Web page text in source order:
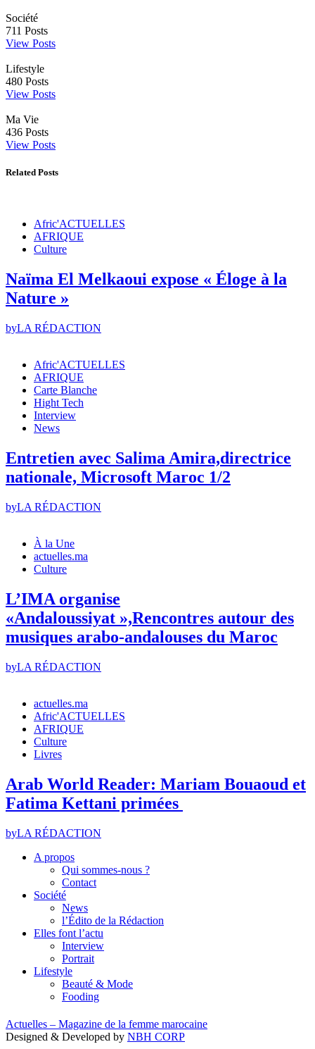
Société
711 Posts
View Posts
Lifestyle
480 Posts
View Posts
Ma Vie
436 Posts
View Posts
Related Posts
Afric'ACTUELLES
AFRIQUE
Culture
Naïma El Melkaoui expose « Éloge à la
Nature »
byLA RÉDACTION
Afric'ACTUELLES
AFRIQUE
Carte Blanche
Hight Tech
Interview
News
Entretien avec Salima Amira,directrice
nationale, Microsoft Maroc 1/2
byLA RÉDACTION
À la Une
actuelles.ma
Culture
L’IMA organise
«Andaloussiyat »,Rencontres autour des
musiques arabo-andalouses du Maroc
byLA RÉDACTION
actuelles.ma
Afric'ACTUELLES
AFRIQUE
Culture
Livres
Arab World Reader: Mariam Bouaoud et
Fatima Kettani primées
byLA RÉDACTION
A propos
Qui sommes-nous ?
Contact
Société
News
l’Édito de la Rédaction
Elles font l’actu
Interview
Portrait
Lifestyle
Beauté & Mode
Fooding
Actuelles – Magazine de la femme marocaine
Designed & Developed by NBH CORP